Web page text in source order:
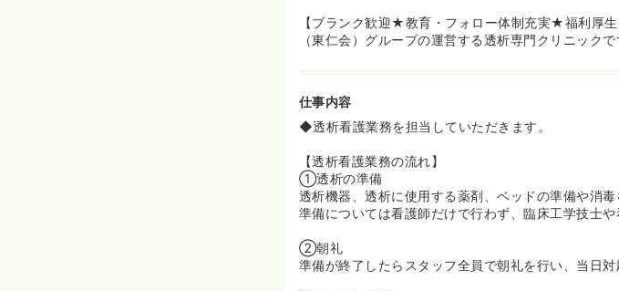
≪センター病院との緊密な連携≫
◆24時間365日｢横浜第一病院｣と連携しておりま
要員を呼ぶことも可能です。
析医療を提供しています｡
◆また、近隣の東京労災病院や東邦大学医療セン
≪プライベートと両立させながら働くことのできる
◆女性が院長のクリニックなので､結婚･出産への
ゼロ｣を目標に協力し合っています｡
を短縮した上で、正職員として働くこともご相談可
◆残業はほとんどございません。お仕事の後は都
【ブランク歓迎★教育・フォロー体制充実★福利厚
（東仁会）グループの運営する透析専門クリニックで
仕事内容
◆透析看護業務を担当していただきます。
【透析看護業務の流れ】
①透析の準備
透析機器、透析に使用する薬剤、ベッドの準備や消毒
準備については看護師だけで行わず、臨床工学技士
②朝礼
準備が終了したらスタッフ全員で朝礼を行い、当日